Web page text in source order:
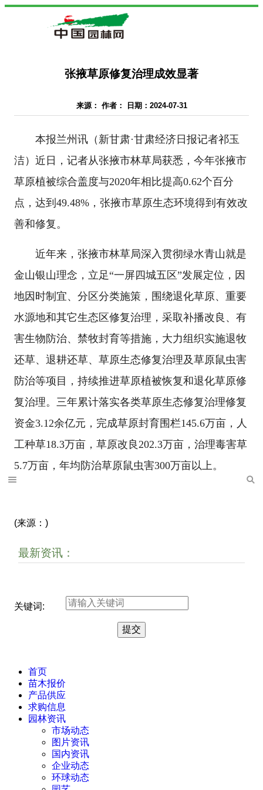
张掖草原修复治理成效显著
来源： 作者： 日期：2024-07-31
本报兰州讯（新甘肃·甘肃经济日报记者祁玉
洁）近日，记者从张掖市林草局获悉，今年张掖市
草原植被综合盖度与2020年相比提高0.62个百分
点，达到49.48%，张掖市草原生态环境得到有效改
善和修复。
近年来，张掖市林草局深入贯彻绿水青山就是
金山银山理念，立足“一屏四城五区”发展定位，因
地因时制宜、分区分类施策，围绕退化草原、重要
水源地和其它生态区修复治理，采取补播改良、有
害生物防治、禁牧封育等措施，大力组织实施退牧
还草、退耕还草、草原生态修复治理及草原鼠虫害
防治等项目，持续推进草原植被恢复和退化草原修
复治理。三年累计落实各类草原生态修复治理修复
资金3.12余亿元，完成草原封育围栏145.6万亩，人
工种草18.3万亩，草原改良202.3万亩，治理毒害草
5.7万亩，年均防治草原鼠虫害300万亩以上。
(来源：)
最新资讯：
关键词:
首页
苗木报价
产品供应
求购信息
园林资讯
市场动态
图片资讯
国内资讯
企业动态
环球动态